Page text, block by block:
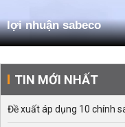
lợi nhuận sabeco
TIN MỚI NHẤT
Đề xuất áp dụng 10 chính